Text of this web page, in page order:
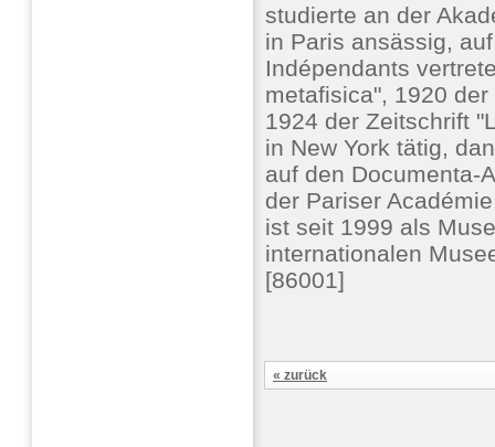
studierte an der
in Paris ansässig,
Indépendants
metafisica", 1920
1924 der Zeitschrift
in New York tätig,
auf den Documenta-
der Pariser
ist seit 1999 als
internationalen
[86001]
« zurück